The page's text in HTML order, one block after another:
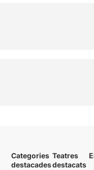
Categories
destacades
Teatres
destacats